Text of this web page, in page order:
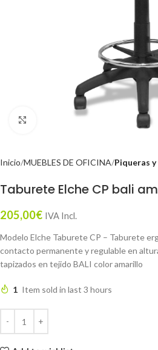
Inicio MUEBLES DE OFICINA Piqueras
Taburete Elche CP bali
205,00€ IVA Incl.
Modelo Elche Taburete CP – Taburete
contacto permanente y regulable en
tapizados en tejido BALI color amarillo
1 Item sold in last 3 hours